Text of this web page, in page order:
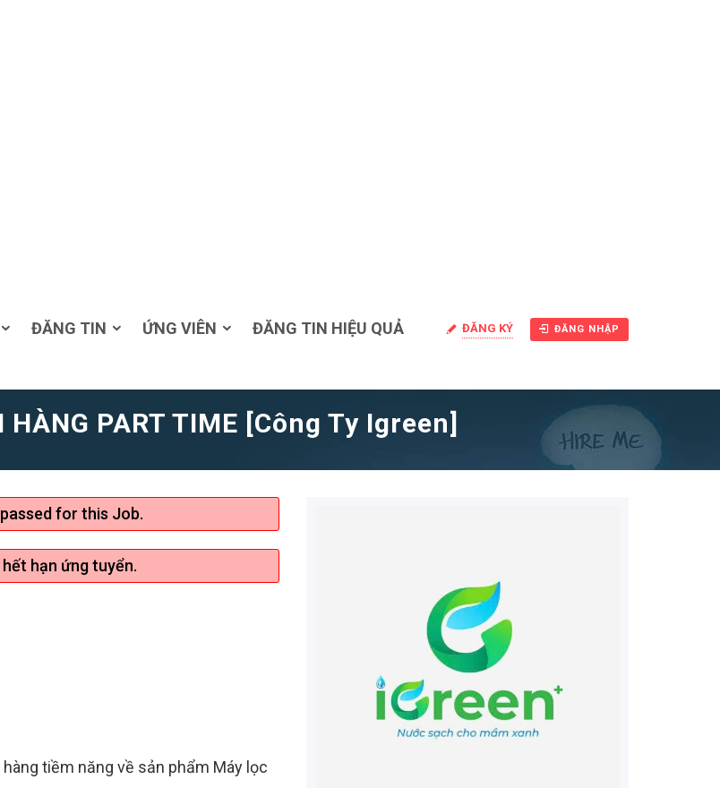
ĐĂNG TIN ỨNG VIÊN ĐĂNG TIN HIỆU QUẢ ĐĂNG KÝ ĐĂNG NHẬP
HÀNG PART TIME [Công Ty Igreen]
for this Job.
hạn ứng tuyển.
tiềm năng về sản phẩm Máy lọc